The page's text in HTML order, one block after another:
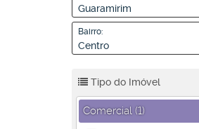
Guaramirim
Bairro:
Centro
Tipo do Imóvel
Comercial (1)